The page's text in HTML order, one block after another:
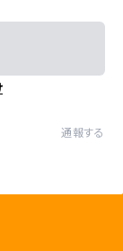
通報する